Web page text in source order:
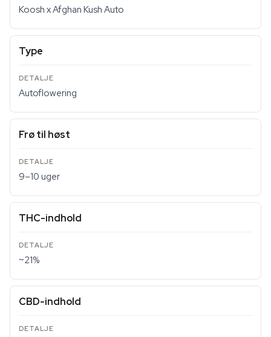
Koosh x Afghan Kush Auto
Type
Autoflowering
Frø til høst
9–10 uger
THC-indhold
~21%
CBD-indhold